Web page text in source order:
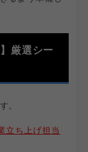
厳選シー
。
立ち上げ担当